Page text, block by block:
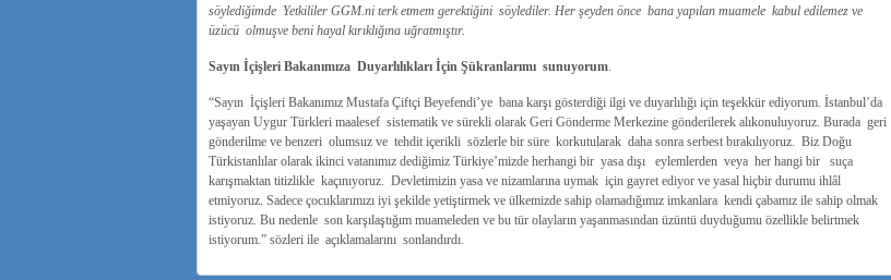
söylediğimde Yetkililer GGM.ni terk etmem gerektiğini söylediler. Her şeyden önce bana yapılan muamele kabul edilemez ve
üzücü olmuşve beni hayal kırıklığına uğratmıştır.
Sayın İçişleri Bakanımıza Duyarlılıkları İçin Şükranlarımı sunuyorum.
“Sayın İçişleri Bakanımız Mustafa Çiftçi Beyefendi’ye bana karşı gösterdiği ilgi ve duyarlılığı için teşekkür ediyorum. İstanbul’da
yaşayan Uygur Türkleri maalesef sistematik ve sürekli olarak Geri Gönderme Merkezine gönderilerek alıkonuluyoruz. Burada geri
gönderilme ve benzeri olumsuz ve tehdit içerikli sözlerle bir süre korkutularak daha sonra serbest bırakılıyoruz. Biz Doğu
Türkistanlılar olarak ikinci vatanımız dediğimiz Türkiye’mizde herhangi bir yasa dışı eylemlerden veya her hangi bir suça
karışmaktan titizlikle kaçınıyoruz. Devletimizin yasa ve nizamlarına uymak için gayret ediyor ve yasal hiçbir durumu ihlâl
etmiyoruz. Sadece çocuklarımızı iyi şekilde yetiştirmek ve ülkemizde sahip olamadığımız imkanlara kendi çabamız ile sahip olmak
istiyoruz. Bu nedenle son karşılaştığım muameleden ve bu tür olayların yaşanmasından üzüntü duyduğumu özellikle belirtmek
istiyorum.” sözleri ile açıklamalarını sonlandırdı.